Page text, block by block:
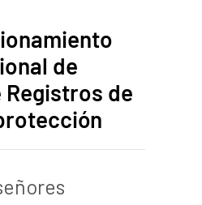
de
de